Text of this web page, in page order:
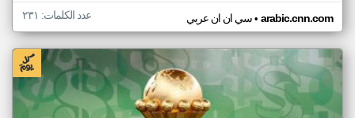
سي ان ان عربي• arabic.cnn.com عدد الكلمات: ٢٣١